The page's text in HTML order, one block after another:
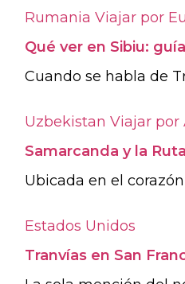
Rumania Viajar por
Qué ver en Sibiu:
Cuando se habla de
Uzbekistan Viajar por
Samarcanda y la
Ubicada en el
Estados Unidos
Tranvías en San